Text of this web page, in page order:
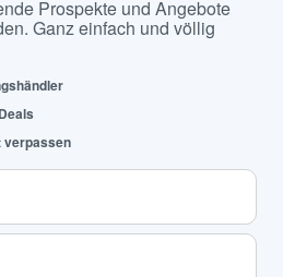
Prospekte und Angebote
Ganz einfach und völlig
verpassen